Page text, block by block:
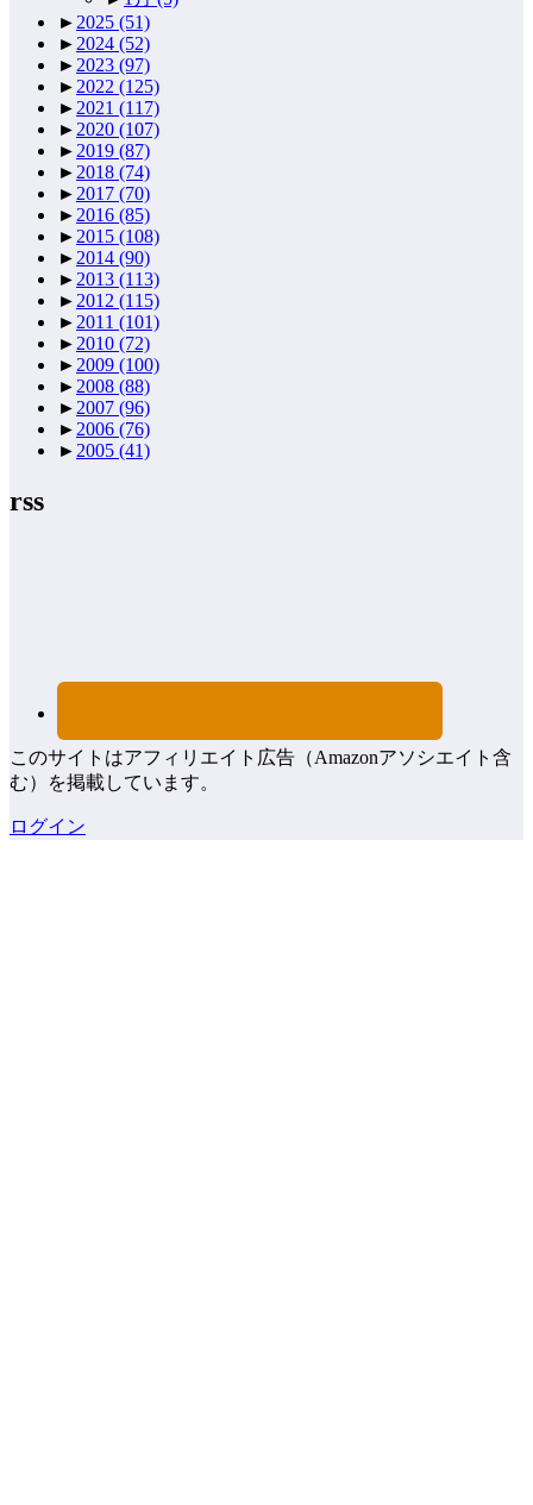
► 2025 (51)
► 2024 (52)
► 2023 (97)
► 2022 (125)
► 2021 (117)
► 2020 (107)
► 2019 (87)
► 2018 (74)
► 2017 (70)
► 2016 (85)
► 2015 (108)
► 2014 (90)
► 2013 (113)
► 2012 (115)
► 2011 (101)
► 2010 (72)
► 2009 (100)
► 2008 (88)
► 2007 (96)
► 2006 (76)
► 2005 (41)
rss
このサイトはアフィリエイト広告（Amazonアソシエイト含
む）を掲載しています。
ログイン